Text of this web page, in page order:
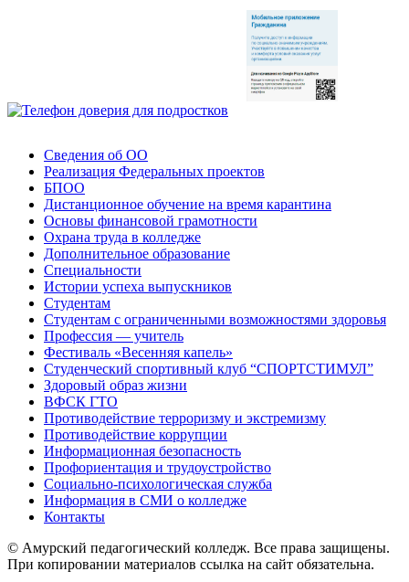
Сведения об ОО
Реализация Федеральных проектов
БПОО
Дистанционное обучение на время карантина
Основы финансовой грамотности
Охрана труда в колледже
Дополнительное образование
Специальности
Истории успеха выпускников
Студентам
Студентам с ограниченными возможностями здоровья
Профессия — учитель
Фестиваль «Весенняя капель»
Студенческий спортивный клуб “СПОРТСТИМУЛ”
Здоровый образ жизни
ВФСК ГТО
Противодействие терроризму и экстремизму
Противодействие коррупции
Информационная безопасность
Профориентация и трудоустройство
Социально-психологическая служба
Информация в СМИ о колледже
Контакты
© Амурский педагогический колледж. Все права защищены.
При копировании материалов ссылка на сайт обязательна.